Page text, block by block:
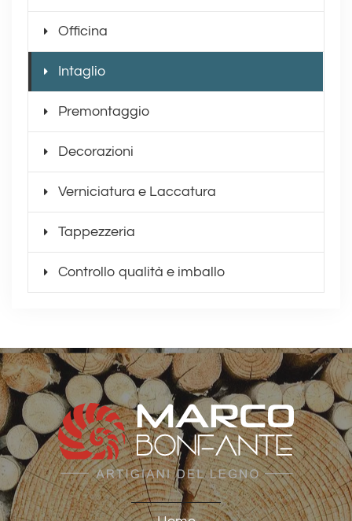
Officina
Intaglio
Premontaggio
Decorazioni
Verniciatura e Laccatura
Tappezzeria
Controllo qualità e imballo